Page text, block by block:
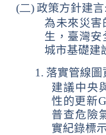
(二)政策方針建言:
為未來災害
生，臺灣安
城市基礎建
1. 落實管線圖
建議中央
性的更新
普查危險
實紀錄標